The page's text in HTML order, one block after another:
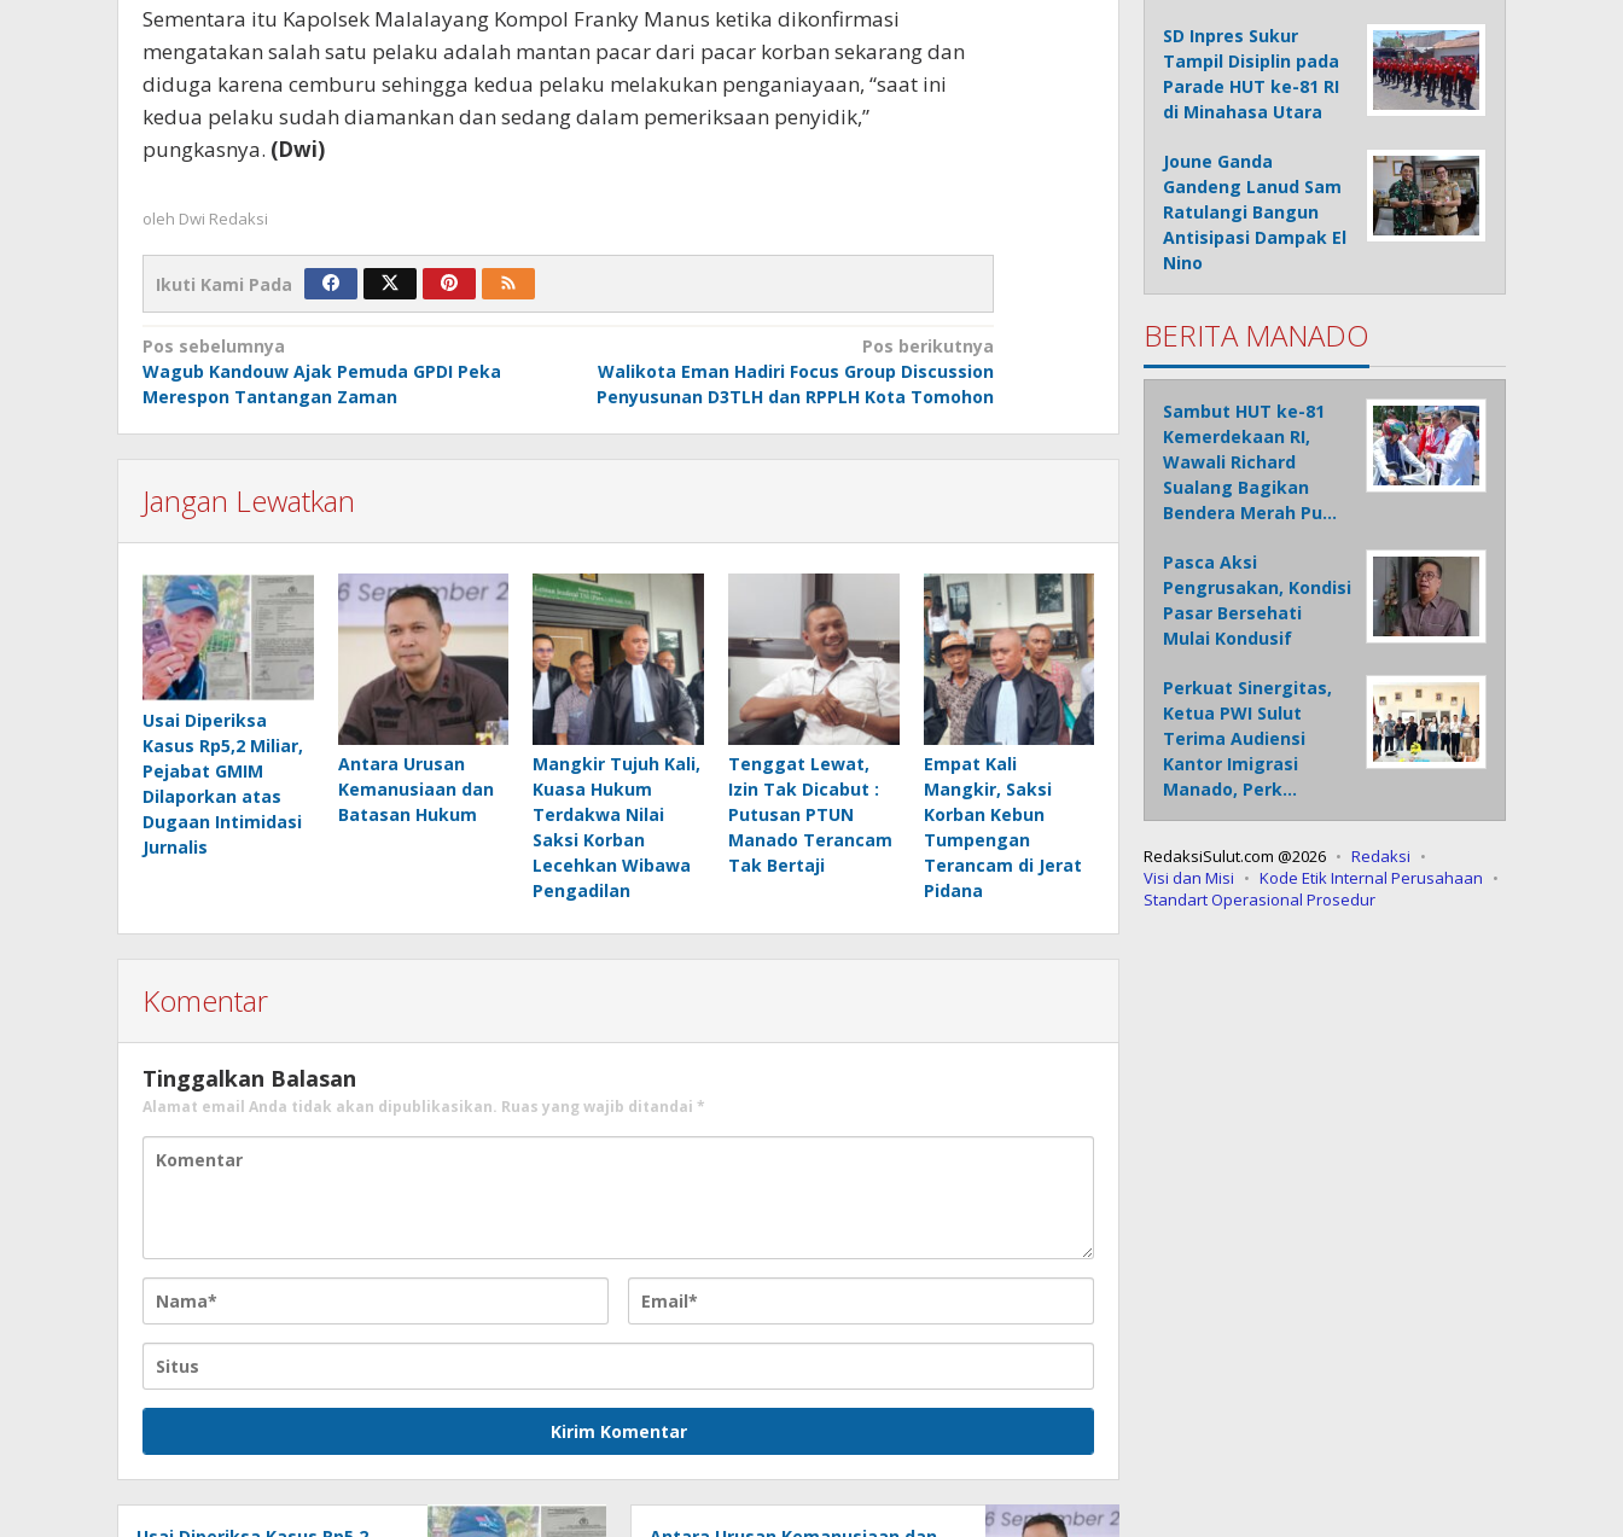
Sementara itu Kapolsek Malalayang Kompol Franky Manus ketika dikonfirmasi
mengatakan salah satu pelaku adalah mantan pacar dari pacar korban sekarang dan
diduga karena cemburu sehingga kedua pelaku melakukan penganiayaan, “saat ini
kedua pelaku sudah diamankan dan sedang dalam pemeriksaan penyidik,”
pungkasnya. (Dwi)
oleh Dwi Redaksi
Ikuti Kami Pada
Navigasi
pos
Pos sebelumnya
Wagub Kandouw Ajak Pemuda GPDI Peka
Merespon Tantangan Zaman
Pos berikutnya
Walikota Eman Hadiri Focus Group Discussion
Penyusunan D3TLH dan RPPLH Kota Tomohon
Jangan Lewatkan
Usai Diperiksa
Kasus Rp5,2 Miliar,
Pejabat GMIM
Dilaporkan atas
Dugaan Intimidasi
Jurnalis
Antara Urusan
Kemanusiaan dan
Batasan Hukum
Mangkir Tujuh Kali,
Kuasa Hukum
Terdakwa Nilai
Saksi Korban
Lecehkan Wibawa
Pengadilan
Tenggat Lewat,
Izin Tak Dicabut :
Putusan PTUN
Manado Terancam
Tak Bertaji
Empat Kali
Mangkir, Saksi
Korban Kebun
Tumpengan
Terancam di Jerat
Pidana
Komentar
Tinggalkan Balasan
Alamat email Anda tidak akan dipublikasikan. Ruas yang wajib ditandai *
SD Inpres Sukur
Tampil Disiplin pada
Parade HUT ke-81 RI
di Minahasa Utara
Joune Ganda
Gandeng Lanud Sam
Ratulangi Bangun
Antisipasi Dampak El
Nino
BERITA MANADO
Sambut HUT ke-81
Kemerdekaan RI,
Wawali Richard
Sualang Bagikan
Bendera Merah Pu…
Pasca Aksi
Pengrusakan, Kondisi
Pasar Bersehati
Mulai Kondusif
Perkuat Sinergitas,
Ketua PWI Sulut
Terima Audiensi
Kantor Imigrasi
Manado, Perk…
RedaksiSulut.com @2026
Redaksi
Visi dan Misi
Kode Etik Internal Perusahaan
Standart Operasional Prosedur